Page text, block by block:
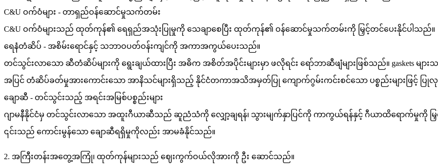
C&U ဝက်ဝံများ - တာရှည်ဝန်ဆောင်မှုသက်တမ်း
C&U ဝက်ဝံများသည် ထုတ်ကုန်၏ ရေရှည်အသုံးပြုမှုကို သေချာစေပြီး ထုတ်ကုန်၏ ဝန်ဆောင်မှုသက်တမ်းကို မြှင့်တင်ပေးနိုင်ပါသည်။
ရေနံတံဆိပ် - အစိမ်းရောင်နှင့် သဘာဝပတ်ဝန်းကျင်ကို အကာအကွယ်ပေးသည်။
တင်သွင်းလာသော ဆီတံဆိပ်များကို ရွေးချယ်ထားပြီး အဓိက အစိတ်အပိုင်းများမှာ ဖလိုရင်း ရော်ဘာဆီဖျံများဖြစ်သည်။ gaskets မ
အပြင် တံဆိပ်ခတ်မှုအားကောင်းသော အာနိသင်များရှိသည့် နိုင်ငံတကာအသိအမှတ်ပြု ကျောက်ဂွမ်းကင်းစင်သော ပစ္စည်းများဖြင့် ပြု
ချောဆီ - တင်သွင်းသည့် အရင်းအမြစ်ပစ္စည်းများ
ဂျာမနီနိုင်ငံမှ တင်သွင်းလာသော အထူးဂီယာဆီသည် ဆူညံသံကို လျှော့ချရန်၊ သွားမျက်နှာပြင်ကို ကာကွယ်ရန်နှင့် ဂီယာထိရောက်မှုကို မြှ
၎င်းသည် ကောင်းမွန်သော ချောဆီရရှိမှုကိုလည်း အာမခံနိုင်သည်။
2. အကြီးတန်းအတွေ့အကြုံ၊ ထုတ်ကုန်များသည် ဈေးကွက်ဝယ်လိုအားကို ဦး ဆောင်သည်။